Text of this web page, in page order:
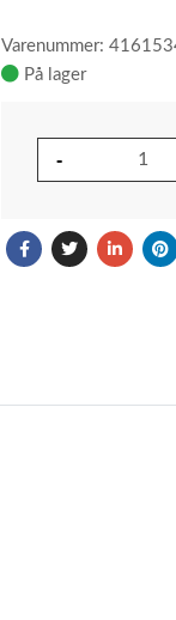
Varenummer:
På lager